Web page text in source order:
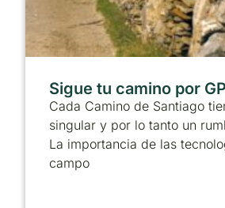
Sigue tu camino por
Cada Camino de Santiago
singular y por lo tanto un
La importancia de las
campo